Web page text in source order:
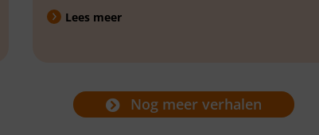
Lees meer
Nog meer verhalen